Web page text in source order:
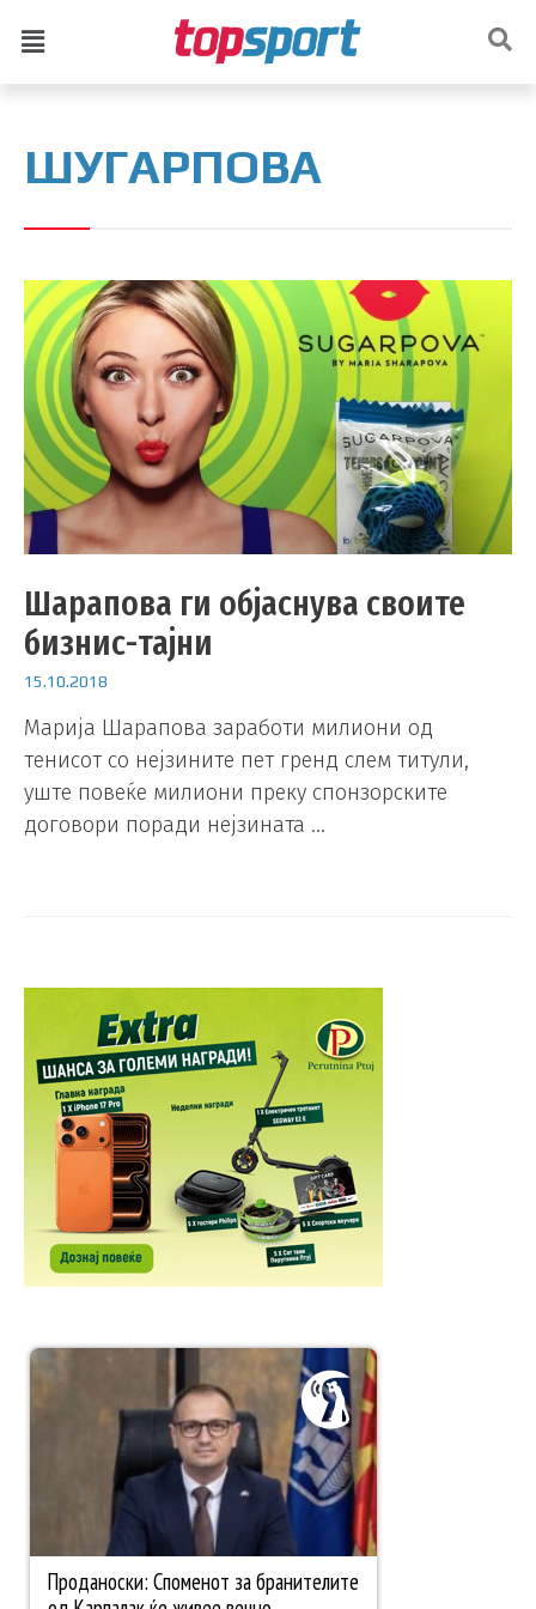
ШУГАРПОВА
Шарапова ги објаснува своите
бизнис-тајни
15.10.2018
Марија Шарапова заработи милиони од
тенисот со нејзините пет гренд слем титули,
уште повеќе милиони преку спонзорските
договори поради нејзината …